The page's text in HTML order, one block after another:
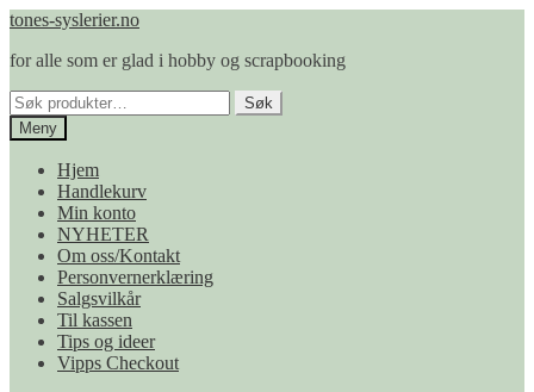
Hopp
navigasjon
Hopp
innhold
tones-syslerier.no
for alle som er glad i hobby og scrapbooking
Søk
etter:
Søk
Meny
Hjem
Handlekurv
Min konto
NYHETER
Om oss/Kontakt
Personvernerklæring
Salgsvilkår
Til kassen
Tips og ideer
Vipps Checkout